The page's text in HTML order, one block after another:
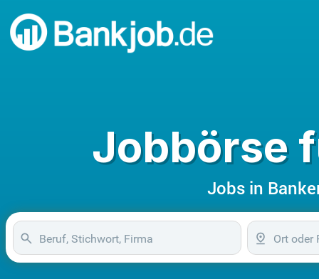
Jobbörse
Jobs in